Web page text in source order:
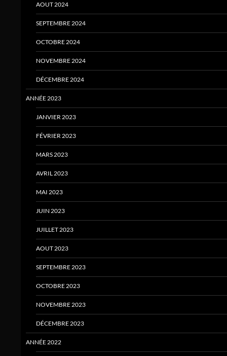
AOUT 2024
SEPTEMBRE 2024
OCTOBRE 2024
NOVEMBRE 2024
DÉCEMBRE 2024
ANNÉE 2023
JANVIER 2023
FÉVRIER 2023
MARS 2023
AVRIL 2023
MAI 2023
JUIN 2023
JUILLET 2023
AOUT 2023
SEPTEMBRE 2023
OCTOBRE 2023
NOVEMBRE 2023
DÉCEMBRE 2023
ANNÉE 2022